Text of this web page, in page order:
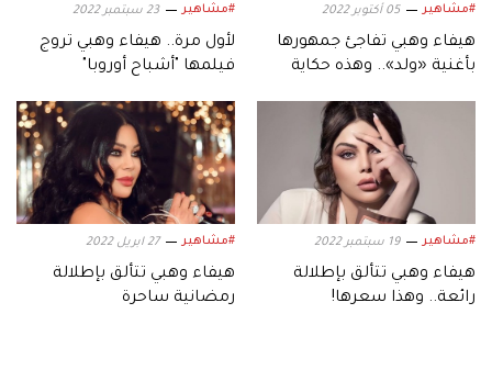
#مشاهير 05 أكتوبر 2022
هيفاء وهبي تفاجئ جمهورها
بأغنية «ولد».. وهذه حكاية
#مشاهير 23 سبتمبر 2022
لأول مرة.. هيفاء وهبي تروج
فيلمها "أشباح أوروبا"
#مشاهير 19 سبتمبر 2022
هيفاء وهبي تتألق بإطلالة
رائعة.. وهذا سعرها!
#مشاهير 27 ابريل 2022
هيفاء وهبي تتألق بإطلالة
رمضانية ساحرة